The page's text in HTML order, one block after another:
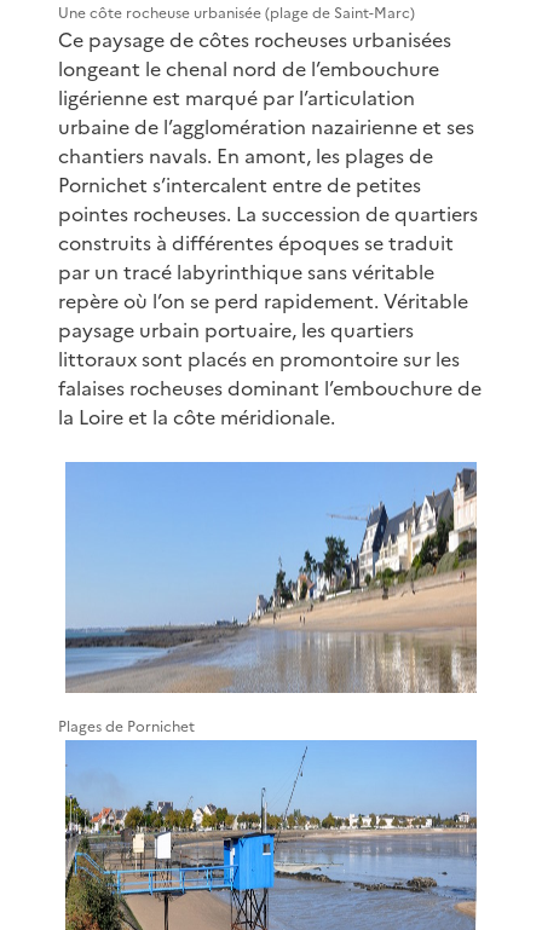
Une côte rocheuse urbanisée (plage de Saint-Marc)
Ce paysage de côtes rocheuses urbanisées
longeant le chenal nord de l’embouchure
ligérienne est marqué par l’articulation
urbaine de l’agglomération nazairienne et ses
chantiers navals. En amont, les plages de
Pornichet s’intercalent entre de petites
pointes rocheuses. La succession de quartiers
construits à différentes époques se traduit
par un tracé labyrinthique sans véritable
repère où l’on se perd rapidement. Véritable
paysage urbain portuaire, les quartiers
littoraux sont placés en promontoire sur les
falaises rocheuses dominant l’embouchure de
la Loire et la côte méridionale.
Plages de Pornichet